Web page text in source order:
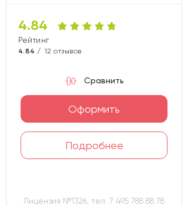
4.84
Рейтинг карты
4.84 / 12 отзывов
Оформить
Подробнее
Сравнить
Лицензия №1326, тел. 7 495 788 88 78